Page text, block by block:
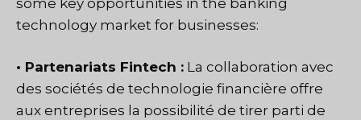
technology market for businesses:
• Partenariats Fintech : La collaboration avec
des sociétés de technologie financière offre
aux entreprises la possibilité de tirer parti de